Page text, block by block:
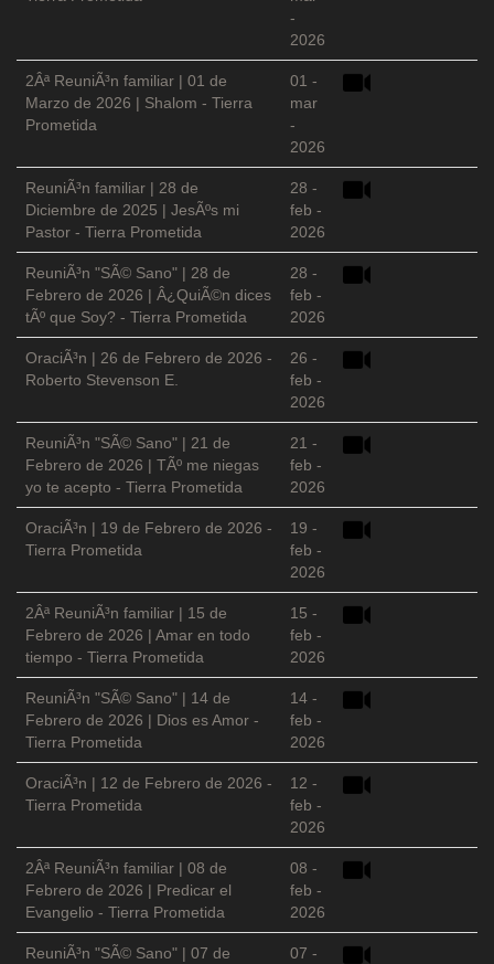
-
2026
2Âª ReuniÃ³n familiar | 01 de
Marzo de 2026 | Shalom - Tierra
Prometida
01 -
mar
-
2026
ReuniÃ³n familiar | 28 de
Diciembre de 2025 | JesÃºs mi
Pastor - Tierra Prometida
28 -
feb -
2026
ReuniÃ³n "SÃ© Sano" | 28 de
Febrero de 2026 | Â¿QuiÃ©n dices
tÃº que Soy? - Tierra Prometida
28 -
feb -
2026
OraciÃ³n | 26 de Febrero de 2026 -
Roberto Stevenson E.
26 -
feb -
2026
ReuniÃ³n "SÃ© Sano" | 21 de
Febrero de 2026 | TÃº me niegas
yo te acepto - Tierra Prometida
21 -
feb -
2026
OraciÃ³n | 19 de Febrero de 2026 -
Tierra Prometida
19 -
feb -
2026
2Âª ReuniÃ³n familiar | 15 de
Febrero de 2026 | Amar en todo
tiempo - Tierra Prometida
15 -
feb -
2026
ReuniÃ³n "SÃ© Sano" | 14 de
Febrero de 2026 | Dios es Amor -
Tierra Prometida
14 -
feb -
2026
OraciÃ³n | 12 de Febrero de 2026 -
Tierra Prometida
12 -
feb -
2026
2Âª ReuniÃ³n familiar | 08 de
Febrero de 2026 | Predicar el
Evangelio - Tierra Prometida
08 -
feb -
2026
ReuniÃ³n "SÃ© Sano" | 07 de
07 -